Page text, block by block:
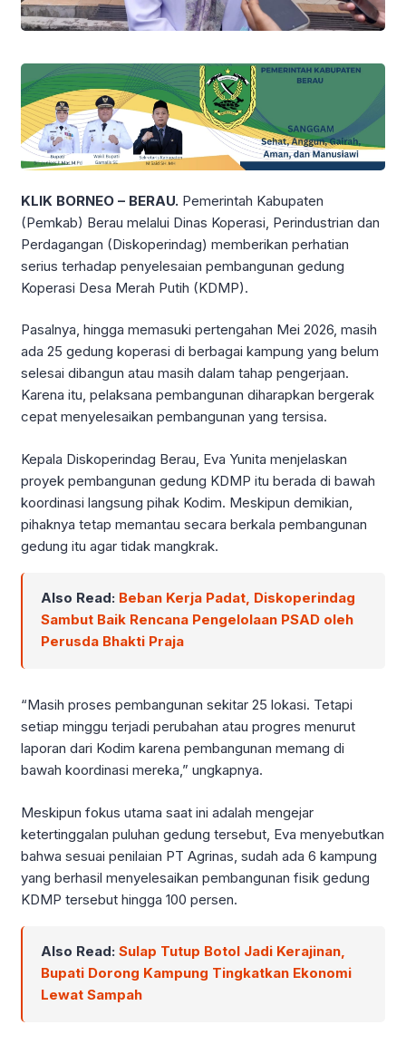
KLIK BORNEO – BERAU. Pemerintah Kabupaten
(Pemkab) Berau melalui Dinas Koperasi, Perindustrian dan
Perdagangan (Diskoperindag) memberikan perhatian
serius terhadap penyelesaian pembangunan gedung
Koperasi Desa Merah Putih (KDMP).
Pasalnya, hingga memasuki pertengahan Mei 2026, masih
ada 25 gedung koperasi di berbagai kampung yang belum
selesai dibangun atau masih dalam tahap pengerjaan.
Karena itu, pelaksana pembangunan diharapkan bergerak
cepat menyelesaikan pembangunan yang tersisa.
Kepala Diskoperindag Berau, Eva Yunita menjelaskan
proyek pembangunan gedung KDMP itu berada di bawah
koordinasi langsung pihak Kodim. Meskipun demikian,
pihaknya tetap memantau secara berkala pembangunan
gedung itu agar tidak mangkrak.
Also Read: Beban Kerja Padat, Diskoperindag
Sambut Baik Rencana Pengelolaan PSAD oleh
Perusda Bhakti Praja
“Masih proses pembangunan sekitar 25 lokasi. Tetapi
setiap minggu terjadi perubahan atau progres menurut
laporan dari Kodim karena pembangunan memang di
bawah koordinasi mereka,” ungkapnya.
Meskipun fokus utama saat ini adalah mengejar
ketertinggalan puluhan gedung tersebut, Eva menyebutkan
bahwa sesuai penilaian PT Agrinas, sudah ada 6 kampung
yang berhasil menyelesaikan pembangunan fisik gedung
KDMP tersebut hingga 100 persen.
Also Read: Sulap Tutup Botol Jadi Kerajinan,
Bupati Dorong Kampung Tingkatkan Ekonomi
Lewat Sampah